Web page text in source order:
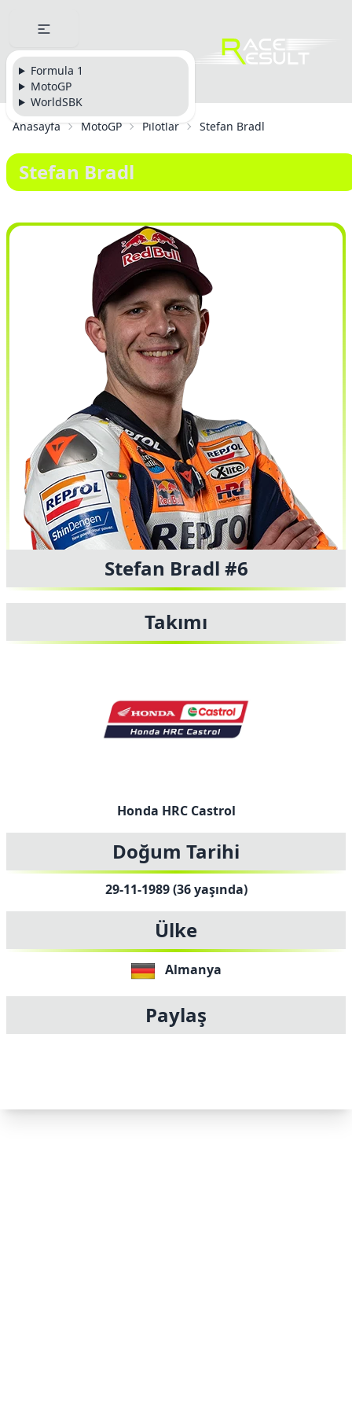
Formula 1
MotoGP
WorldSBK
Anasayfa
MotoGP Pilotlar Stefan Bradl
Stefan Bradl
Stefan Bradl #6
Takımı
Honda HRC Castrol
Doğum Tarihi
29-11-1989 (36 yaşında)
Ülke
Almanya
Paylaş